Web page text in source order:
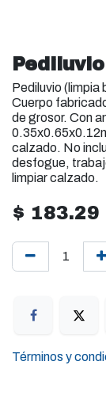
Pediluvio (limpia
Cuerpo
de grosor. Con
calzado. No
desfogue,
limpiar calzado.
$ 183.29
Términos y